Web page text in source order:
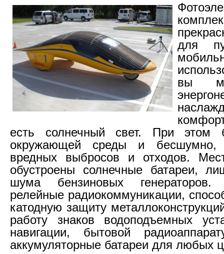
для
вы
есть солнечный свет. При этом
окружающей среды и бесшумно,
вредных выбросов и отходов.
обустроены солнечные батареи,
шума бензиновых
релейные радиокоммуникации,
катодную защиту
работу знаков водоподъемных
навигации, бытовой
аккумуляторные батареи для любых